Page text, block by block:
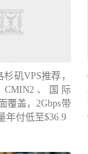
矶VPS推荐，
CMIN2、国际
覆盖，2Gbps带
年付低至$36.9